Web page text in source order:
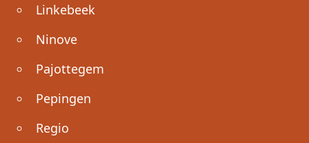
Linkebeek
Ninove
Pajottegem
Pepingen
Regio